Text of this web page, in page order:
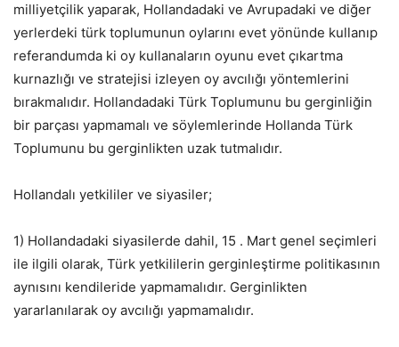
milliyetçilik yaparak, Hollandadaki ve Avrupadaki ve diğer
yerlerdeki türk toplumunun oylarını evet yönünde kullanıp
referandumda ki oy kullanaların oyunu evet çıkartma
kurnazlığı ve stratejisi izleyen oy avcılığı yöntemlerini
bırakmalıdır. Hollandadaki Türk Toplumunu bu gerginliğin
bir parçası yapmamalı ve söylemlerinde Hollanda Türk
Toplumunu bu gerginlikten uzak tutmalıdır.
Hollandalı yetkililer ve siyasiler;
1) Hollandadaki siyasilerde dahil, 15 . Mart genel seçimleri
ile ilgili olarak, Türk yetkililerin gerginleştirme politikasının
aynısını kendileride yapmamalıdır. Gerginlikten
yararlanılarak oy avcılığı yapmamalıdır.